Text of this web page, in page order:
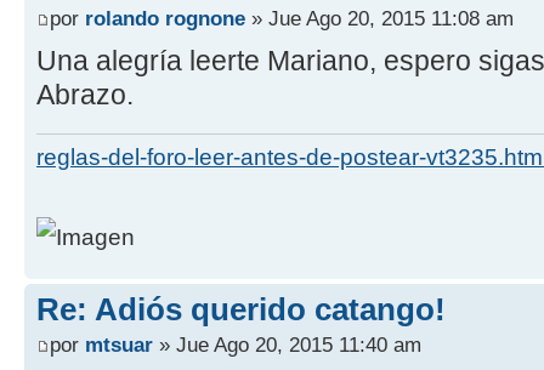
por rolando rognone » Jue Ago 20, 2015 11:08 am
Una alegría leerte Mariano, espero
Abrazo.
reglas-del-foro-leer-antes-de-postear-
Re: Adiós querido catango!
por mtsuar » Jue Ago 20, 2015 11:40 am